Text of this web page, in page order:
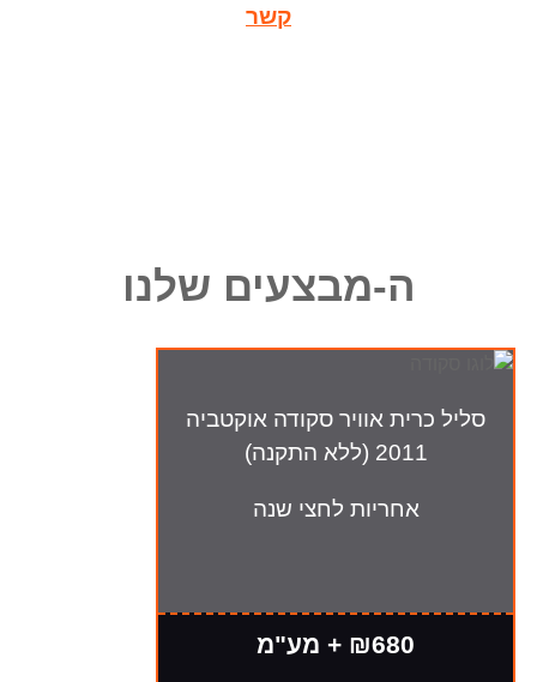
קשר
ה-מבצעים שלנו
סליל כרית אוויר סקודה אוקטביה
2011 (ללא התקנה)
אחריות לחצי שנה
₪680 + מע"מ